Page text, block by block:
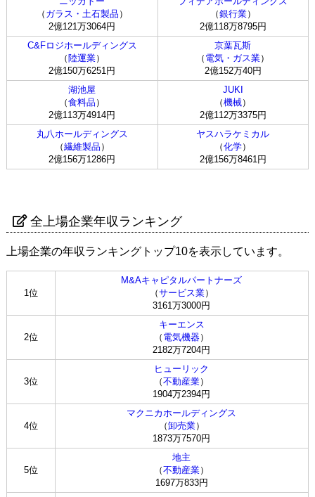
（ ガラス・土石製品 ）
2億121万3064円
（銀行業）
2億118万8795円
C&Fロジホールディングス
（ 陸運業）
2億150万6251円
京葉瓦斯
（ 電気・ガス業）
2億152万40円
湖池屋
（食料品 ）
2億113万4914円
JUKI
（機械）
2億112万3375円
丸八ホールディングス
（繊維製品 ）
2億156万1286円
ヤスハラケミカル
（化学）
2億156万8461円
全上場企業年収ランキング
上場企業の年収ランキングトップ10を表示しています。
1位
M&Aキャピタルパートナーズ
（サービス業）
3161万3000円
2位
キーエンス
（ 電気機器）
2182万7204円
3位
ヒューリック
（不動産業）
1904万2394円
4位
マクニカホールディングス
（卸売業）
1873万7570円
5位
地主
（不動産業）
1697万833円